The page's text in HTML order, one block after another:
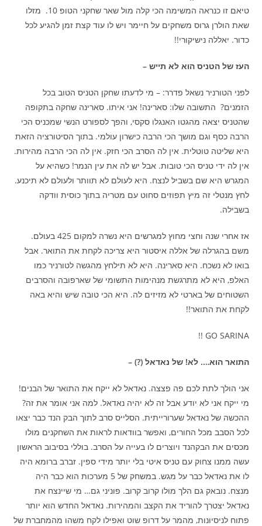
טיאם זו כנראה המשימה הכי קלה מול שאר שחקני הטופ 10. מזלו
שאת הולרן גרוס משחקים על חיימר ויש לו עוד קצת זמן להגיע לכל
כדור. יאללה נישיקורי!!
העז של הטניס הוא לא תייש –
לפני הטורניר נשאל פדרר: – מי לדעתו שחקן הטניס הטוב בכל
הזמנים? התשובה שלו: סארינה! אני איתו. סארינה שחקה בתקופה
שהטניס יצאה מהגטו האנגלו סקסי, והפך לספורט הנשי שמכניס הכי
הרבה כסף וגם מושך הכי הרבה כישרון עולמי. בתוך הסיטורציה הזאת
היא שליטה טוטלית. אין לה הסרב הכי חזק. אין לה הכי הרבה מהירות.
אין לה ידי טניס הכי טובות. אבל יש לה את עין הנמר! כשהיא על
המגרש היא שם בשביל לנצח. היא לעולם לא תוותר ולעולם לא תיכנע.
לחץ מנטלי זה מיץ תפוזים סחוט עם מטריה בתוך כוסית וודקה
בשבילה.
אז אחרי שנה וחצי מחוץ למגרשים היא נשרה למקום 425 בעולם.
משם בהגרלה של אללה איסטור היא צריכה לקחת את התואר. אבל
בואו לא נשכח. היא סארינה. היא לא תילחץ מהגשה לטורניר כמו
האלפ, היא לא מתרגשת מנהימות התשומי של שארפובה והסרבים
השטוחים של בארטי לא מזיזים לה. היא הכי טובה שיש והיא באה
לקחת את התואר!!
GO SARINA !!
התואר הוא…. לא! של נאדאל (?) –
אני הולך לתת לכם פה פצצה. נאדאל לא ייקח את התואר של הבנים!
מי ייקח אני לא יודע אבל זה לא יהיה נאדאל. למה אני אומר את זה?
ההכשה של נאדאל שערורייתית. הסלייס סרב לתוך הבק הנד כבר יצאו
לכל הסבב מכל החורים, ואפשר בוודאות לראות את השחקנים מולו
מכסים את הבקהנד ויוצרים לו בעייה על הסרב. בוללי בסיבוב הראשון
עשה ממנו צחוק עם טניס איטי בלי יותר מידי ספין. זברב ברומא היה
לו את נאדאל כבר על מגש. במשחק של 5 מערכות הוא כבר היה
מנצח. נובאק גם הלך מולו קרוב קרוב. פוניני גם… מי שיינצח את
נאדאל יצטרך להוריד את הקצב והמהירות. נאדאל החדש הוא יותר
פתוח לניסיונות, מהמר על דרופ שוט ואפילו לקח משהו מהמחברת של